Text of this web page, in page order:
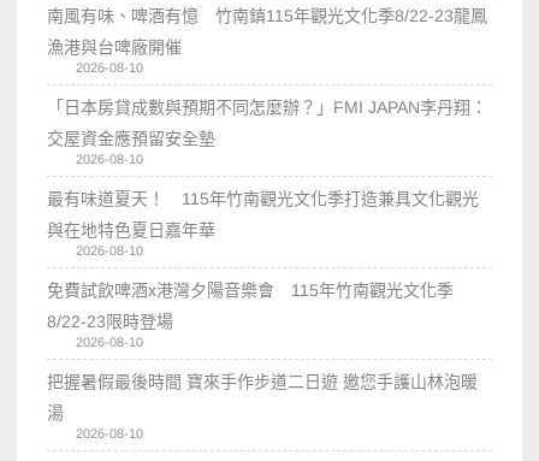
南風有味、啤酒有憶 竹南鎮115年觀光文化季8/22-23龍鳳
漁港與台啤廠開催
2026-08-10
「日本房貸成數與預期不同怎麼辦？」FMI JAPAN李丹翔：
交屋資金應預留安全墊
2026-08-10
最有味道夏天！ 115年竹南觀光文化季打造兼具文化觀光
與在地特色夏日嘉年華
2026-08-10
免費試飲啤酒x港灣夕陽音樂會 115年竹南觀光文化季
8/22-23限時登場
2026-08-10
把握暑假最後時間 寶來手作步道二日遊 邀您手護山林泡暖
湯
2026-08-10